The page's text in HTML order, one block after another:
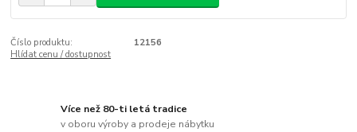
Číslo produktu:
12156
Hlídat cenu / dostupnost
Více než 80-ti letá tradice
v oboru výroby a prodeje nábytku